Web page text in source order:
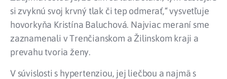
si zvyknú svoj krvný tlak či tep odmerať,“ vysvetľuje
hovorkyňa Kristína Baluchová. Najviac meraní sme
zaznamenali v Trenčianskom a Žilinskom kraji a
prevahu tvoria ženy.
V súvislosti s hypertenziou, jej liečbou a najmä s